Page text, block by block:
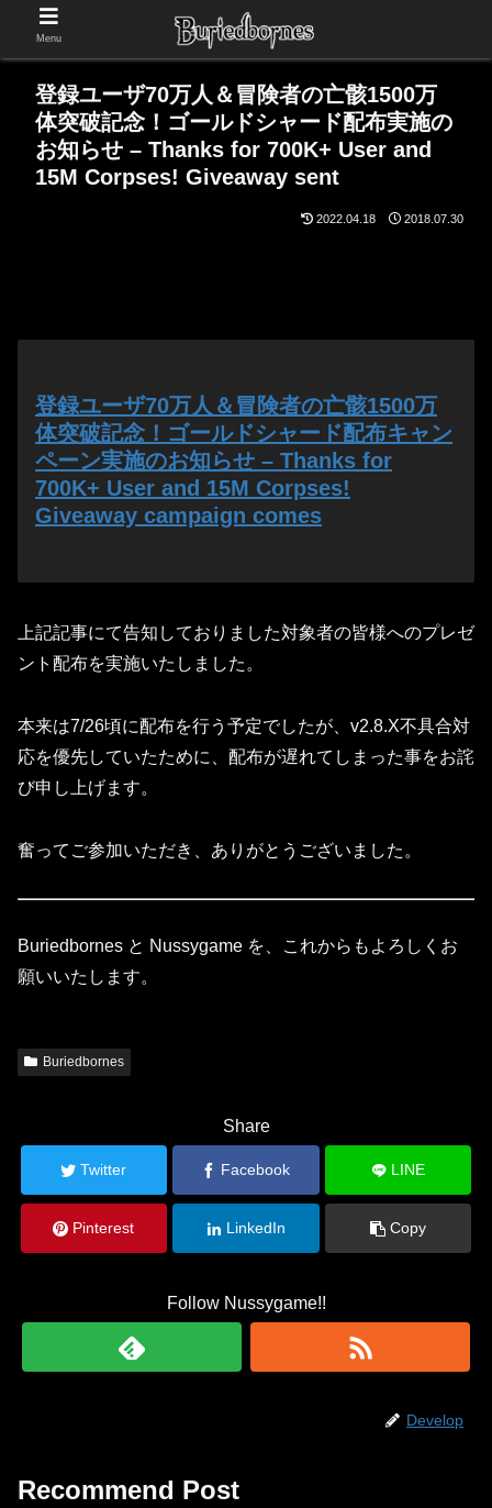
登録ユーザ70万人＆冒険者の亡骸1500万
体突破記念！ゴールドシャード配布実施の
お知らせ – Thanks for 700K+ User and
15M Corpses! Giveaway sent
2022.04.18 2018.07.30
登録ユーザ70万人＆冒険者の亡骸1500万
体突破記念！ゴールドシャード配布キャン
ペーン実施のお知らせ – Thanks for
700K+ User and 15M Corpses!
Giveaway campaign comes
上記記事にて告知しておりました対象者の皆様へのプレゼ
ント配布を実施いたしました。
本来は7/26頃に配布を行う予定でしたが、v2.8.X不具合対
応を優先していたために、配布が遅れてしまった事をお詫
び申し上げます。
奮ってご参加いただき、ありがとうございました。
Buriedbornes と Nussygame を、これからもよろしくお
願いいたします。
Buriedbornes
Share
Twitter Facebook LINE
Pinterest LinkedIn Copy
Follow Nussygame!!
Develop
Recommend Post
Menu